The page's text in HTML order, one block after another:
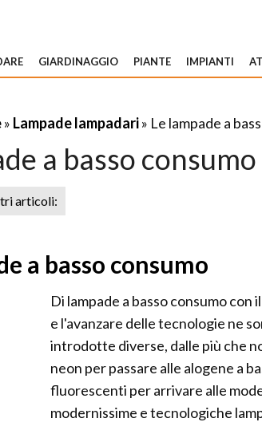
GIARDINAGGIO PIANTE IMPIANTI
» Lampade lampadari» Le lampade a
a basso consumo
articoli:
a basso consumo
Di lampade a basso consumo con
e l'avanzare delle tecnologie ne
introdotte diverse, dalle più che
neon per passare alle alogene a
fluorescenti per arrivare alle
modernissime e tecnologiche